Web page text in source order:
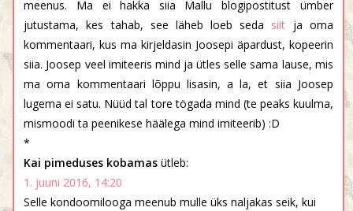
meenus. Ma ei hakka siia Mallu blogipostitust ümber
jutustama, kes tahab, see läheb loeb seda siit ja oma
kommentaari, kus ma kirjeldasin Joosepi äpardust, kopeerin
siia. Joosep veel imiteeris mind ja ütles selle sama lause, mis
ma oma kommentaari lõppu lisasin, a la, et siia Joosep
lugema ei satu. Nüüd tal tore tögada mind (te peaks kuulma,
mismoodi ta peenikese häälega mind imiteerib) :D
*
Kai pimeduses kobamas ütleb:
1. juuni 2016, 14:20
Selle kondoomilooga meenub mulle üks naljakas seik, kui